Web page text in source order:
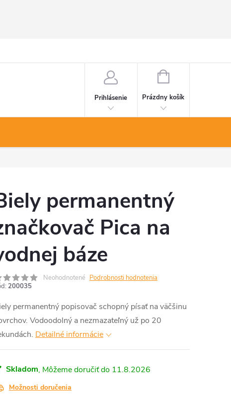
Prihlásenie
NÁKUPNÝ
Prázdny košík
permanentný
Pica na
báze
Neohodnotené Podrobnosti hodnotenia
200035
permanentný popisovač schopný písať na väčšinu
Vodoodolný a nezmazateľný už po 20
Detailné informácie
Skladom 11.8.2026
Možnosti doručenia